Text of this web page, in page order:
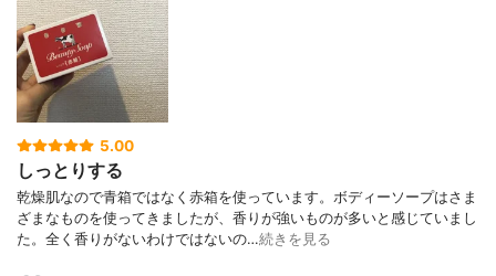
5.00
しっとりする
乾燥肌なので青箱ではなく赤箱を使っています。ボディーソープはさま
ざまなものを使ってきましたが、香りが強いものが多いと感じていまし
た。全く香りがないわけではないの…続きを見る